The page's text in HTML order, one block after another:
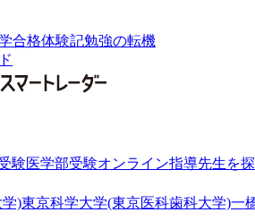
合格体験記勉強の転機
験医学部受験オンライン指導先生を
)東京科学大学(東京医科歯科大学)一